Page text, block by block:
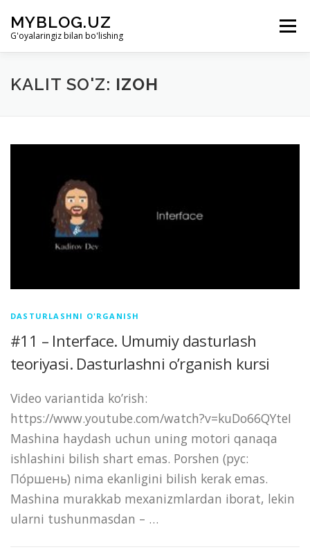
MYBLOG.UZ
G'oyalaringiz bilan bo'lishing
Menu
LOYIHA HAQIDA BO’LIMLAR
KALIT SO'Z: IZOH
DASTURLASHNI O'RGANISH
#11 – Interface. Umumiy dasturlash
teoriyasi. Dasturlashni o’rganish kursi
Video variantida ko’rish:
https://www.youtube.com/watch?v=kuDo66QYteI
Mashina haydash uchun uning motori qanaqa
ishlashini bilish shart emas. Porshen (рус:
По́ршень) nima ekanligini bilish kerak emas.
Mashina murakkab mexanizmlardan iborat, lekin
ularni tushunmasdan – …